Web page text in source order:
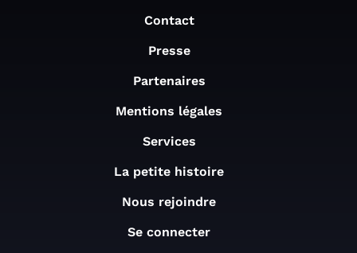
Contact
Presse
Partenaires
Mentions légales
Services
La petite histoire
Nous rejoindre
Se connecter